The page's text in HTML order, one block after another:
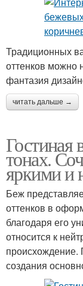
Традиционных
оттенков можно
фантазия
читать дальше →
Гостиная
тонах.
яркими и
Беж
оттенков в
благодаря его
относится к
происхождение.
создания